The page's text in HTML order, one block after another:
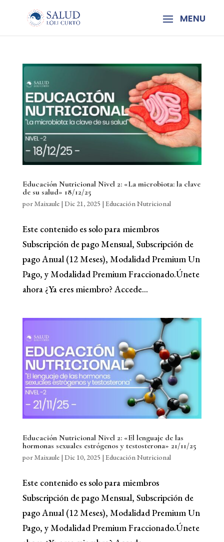
Educación Nutricional Nivel 2: «La microbiota: la clave
de su salud» 18/12/25
porMaixaule| Dic 21, 2025 | Educación Nutricional
Este contenido es solo para miembros
Subscripción de pago Mensual, Subscripción de
pago Anual (12 Meses), Modalidad Premium Un
Pago, y Modalidad Premium Fraccionado.Únete
ahora ¿Ya eres miembro? Accede...
Educación Nutricional Nivel 2: «El lenguaje de las
hormonas sexuales estrógenos y testosterona» 21/11/25
porMaixaule| Dic 10, 2025 | Educación Nutricional
Este contenido es solo para miembros
Subscripción de pago Mensual, Subscripción de
pago Anual (12 Meses), Modalidad Premium Un
Pago, y Modalidad Premium Fraccionado.Únete